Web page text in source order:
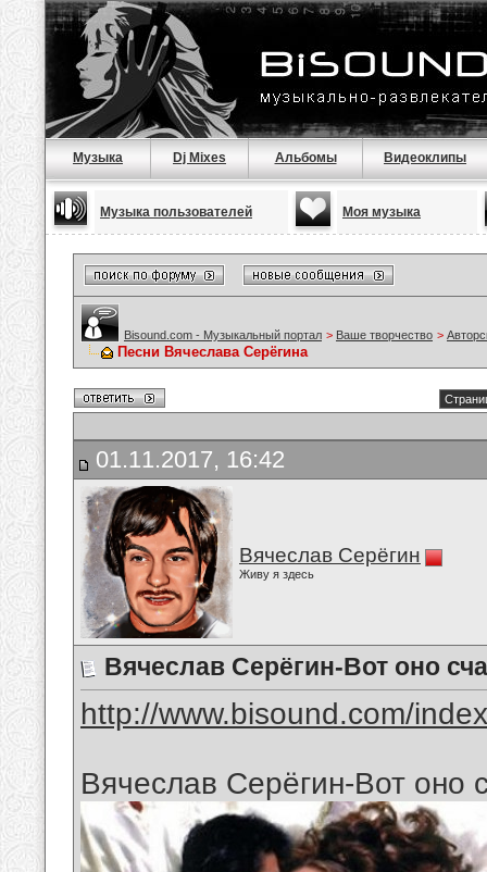
Музыка Dj Mixes Альбомы Видеоклипы
Музыка пользователей Моя музыка
Bisound.com - Музыкальный портал > Ваше творчество >
Песни Вячеслава Серёгина
01.11.2017, 16:42
Вячеслав Серёгин
Живу я здесь
Вячеслав Серёгин-Вот оно
http://www.bisound.com/
Вячеслав Серёгин-Вот оно